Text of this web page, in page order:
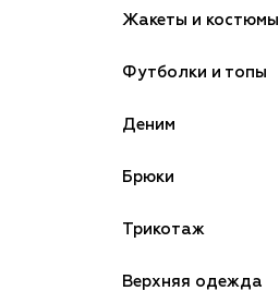
Жакеты и костюмы
Футболки и топы
Деним
Брюки
Трикотаж
Верхняя одежда